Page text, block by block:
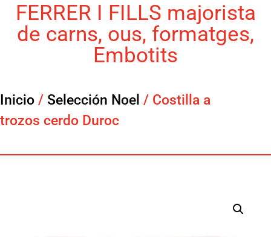
FERRER I FILLS majorista
de carns, ous, formatges,
Embotits
Inicio / Selección Noel / Costilla a
trozos cerdo Duroc